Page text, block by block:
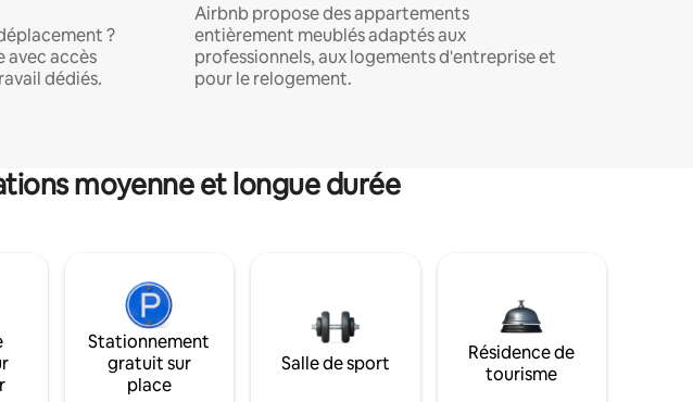
?
avec accès
dédiés.
Airbnb propose des appartements
entièrement meublés adaptés aux
professionnels, aux logements d'entreprise et
pour le relogement.
moyenne et longue durée
Stationnement
gratuit sur
place
Salle de sport
Résidence de
tourisme